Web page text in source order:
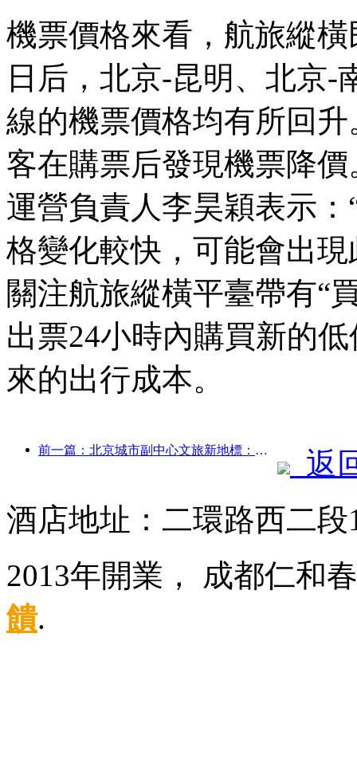
機票價格來看，航旅縱
日后，北京-昆明、北京-
線的機票價格均有所回
客在購票后發現機票降
運營負責人李昊穎表示
格變化較快，可能會出
關注航旅縱橫平臺帶有“
出票24小時內購買新的
來的出行成本。
前一篇：北京城市副中心文旅新地標：頂點公園將于今年正式亮相
返
酒店地址：二環路西二
2013年開業， 成都仁
饋.